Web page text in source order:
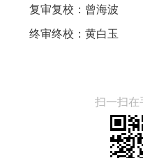
复审复校：曾海波
终审终校：黄白玉
扫一扫在